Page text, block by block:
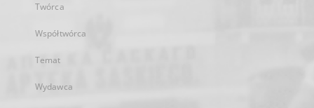
Twórca
Współtwórca
Temat
Wydawca